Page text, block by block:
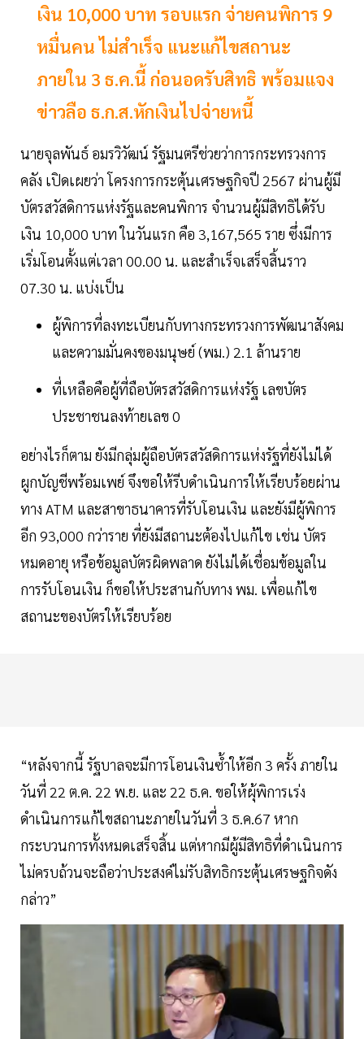
เงิน 10,000 บาท รอบแรก จ่ายคนพิการ 9
หมื่นคน ไม่สำเร็จ แนะแก้ไขสถานะ
ภายใน 3 ธ.ค.นี้ ก่อนอดรับสิทธิ พร้อมแจง
ข่าวลือ ธ.ก.ส.หักเงินไปจ่ายหนี้
นายจุลพันธ์ อมรวิวัฒน์ รัฐมนตรีช่วยว่าการกระทรวงการ
คลัง เปิดเผยว่า โครงการกระตุ้นเศรษฐกิจปี 2567 ผ่านผู้มี
บัตรสวัสดิการแห่งรัฐและคนพิการ จำนวนผู้มีสิทธิได้รับ
เงิน 10,000 บาท ในวันแรก คือ 3,167,565 ราย ซึ่งมีการ
เริ่มโอนตั้งแต่เวลา 00.00 น. และสำเร็จเสร็จสิ้นราว
07.30 น. แบ่งเป็น
ผู้พิการที่ลงทะเบียนกับทางกระทรวงการพัฒนาสังคม
และความมั่นคงของมนุษย์ (พม.) 2.1 ล้านราย
ที่เหลือคือผู้ที่ถือบัตรสวัสดิการแห่งรัฐ เลขบัตร
ประชาชนลงท้ายเลข 0
อย่างไรก็ตาม ยังมีกลุ่มผู้ถือบัตรสวัสดิการแห่งรัฐที่ยังไม่ได้
ผูกบัญชีพร้อมเพย์ จึงขอให้รีบดำเนินการให้เรียบร้อยผ่าน
ทาง ATM และสาขาธนาคารที่รับโอนเงิน และยังมีผู้พิการ
อีก 93,000 กว่าราย ที่ยังมีสถานะต้องไปแก้ไข เช่น บัตร
หมดอายุ หรือข้อมูลบัตรผิดพลาด ยังไม่ได้เชื่อมข้อมูลใน
การรับโอนเงิน ก็ขอให้ประสานกับทาง พม. เพื่อแก้ไข
สถานะของบัตรให้เรียบร้อย
“หลังจากนี้ รัฐบาลจะมีการโอนเงินซ้ำให้อีก 3 ครั้ง ภายใน
วันที่ 22 ต.ค. 22 พ.ย. และ 22 ธ.ค. ขอให้ผุ้พิการเร่ง
ดำเนินการแก้ไขสถานะภายในวันที่ 3 ธ.ค.67 หาก
กระบวนการทั้งหมดเสร็จสิ้น แต่หากมีผู้มีสิทธิที่ดำเนินการ
ไม่ครบถ้วนจะถือว่าประสงค์ไม่รับสิทธิกระตุ้นเศรษฐกิจดัง
กล่าว”